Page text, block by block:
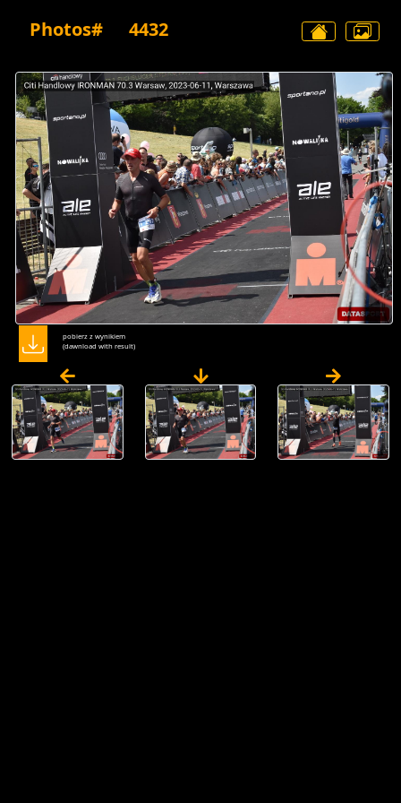
Photos# 4432
pobierz z wynikiem
(dawnload with result)